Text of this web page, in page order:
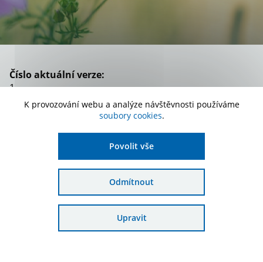
Číslo aktuální verze:
1
Platnost:
Specifický cíl 1.1, Specifický cíl 1.2, Dokumenty 2007-
2013, Specifický cíl 1.4
Stáhnout dokument
K provozování webu a analýze návštěvnosti používáme
soubory cookies.
Povolit vše
Odmítnout
Upravit